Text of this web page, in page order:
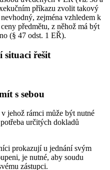
příkazu zvolit takový
zejména vzhledem k
předmětu, z něhož má být
(§ 47 odst. 1 EŘ).
situaci řešit
s sebou
jehož rámci může být nutné
určitých dokladů
prokazují u jednání svým
je nutné, aby soudu
zástupci.